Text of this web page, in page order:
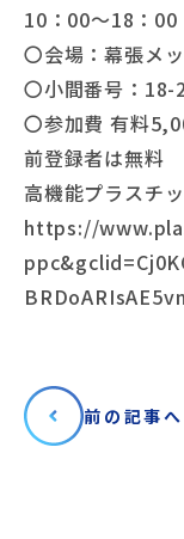
10：00～18：00
〇会場：幕張メ
〇小間番号：18-
〇参加費 有料
前登録者は無料
高機能プラスチ
https://
前の記事へ